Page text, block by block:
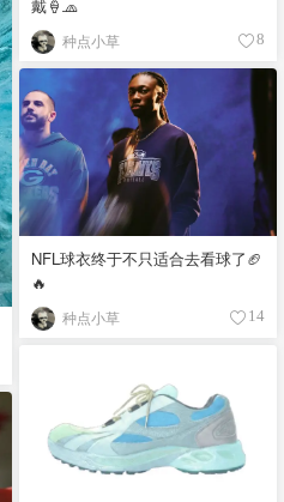
戴🍦🧢
种点小草 8
NFL球衣终于不只适合去看球了🏈
🔥
种点小草 14